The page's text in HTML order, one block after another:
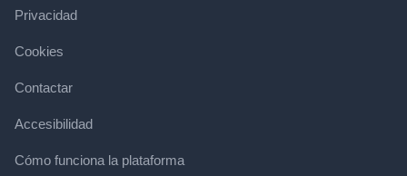
Privacidad
Cookies
Contactar
Accesibilidad
Cómo funciona la plataforma